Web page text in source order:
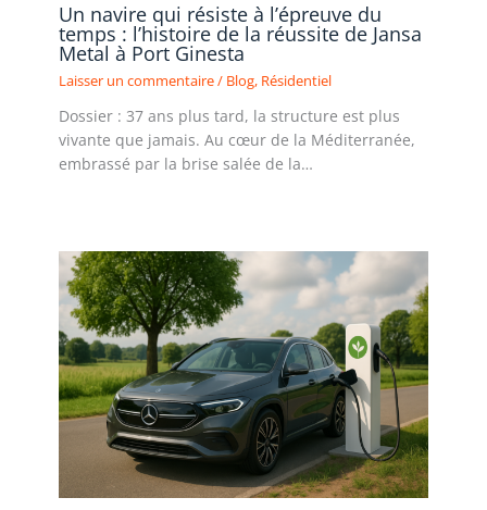
Un navire qui résiste à l’épreuve du
temps : l’histoire de la réussite de Jansa
Metal à Port Ginesta
Laisser un commentaire/ Blog, Résidentiel
Dossier : 37 ans plus tard, la structure est plus
vivante que jamais. Au cœur de la Méditerranée,
embrassé par la brise salée de la…